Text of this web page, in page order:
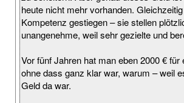
heute nicht mehr vorhanden.
Kompetenz gestiegen – sie stellen
unangenehme, weil sehr gezielte und
Vor fünf Jahren hat man eben 2000 € für
ohne dass ganz klar war, warum – weil
Geld da war.